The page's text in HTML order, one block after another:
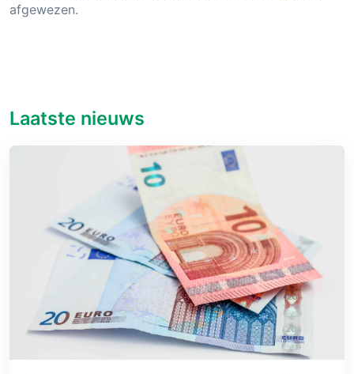
afgewezen.
Laatste nieuws